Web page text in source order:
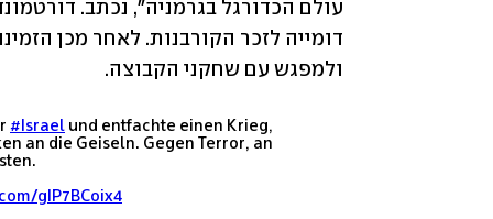
ולמפגש עם שחקני הקבוצה.
#Israel und entfachte einen Krieg,
an die Geiseln. Gegen Terror, an
gIP7BCoix4